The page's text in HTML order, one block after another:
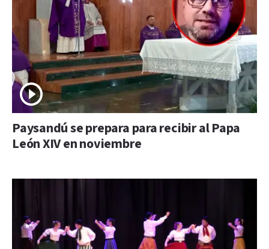
Paysandú se prepara para recibir al Papa
León XIV en noviembre